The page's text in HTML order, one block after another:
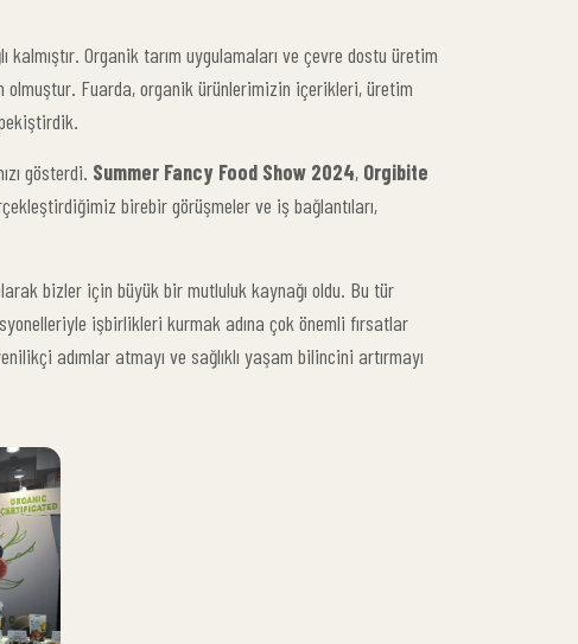
Organik tarım uygulamaları ve çevre dostu üretim
olmuştur. Fuarda, organik ürünlerimizin içerikleri, üretim
gösterdi. Summer Fancy Food Show 2024, Orgibite
birebir görüşmeler ve iş bağlantıları,
bizler için büyük bir mutluluk kaynağı oldu. Bu tür
işbirlikleri kurmak adına çok önemli fırsatlar
adımlar atmayı ve sağlıklı yaşam bilincini artırmayı